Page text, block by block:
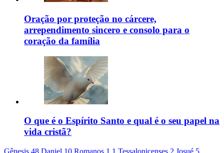
Oração por proteção no cárcere,
arrependimento sincero e consolo para o
coração da família
O que é o Espírito Santo e qual é o seu papel na
vida cristã?
Gênesis 48 Daniel 10 Romanos 1 1 Tessalonicenses 2 Josué 5